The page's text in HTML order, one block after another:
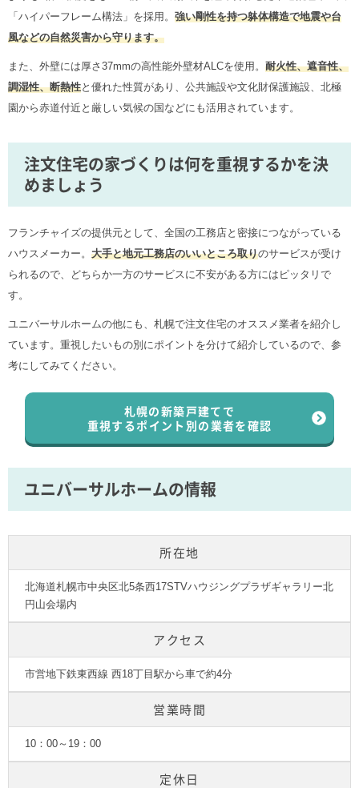
「ハイパーフレーム構法」を採用。 強い剛性を持つ躰体構造で地震や台
風などの自然災害から守ります。
また、外壁には厚さ37mmの高性能外壁材ALCを使用。 耐火性、遮音性、
調湿性、断熱性と優れた性質があり、公共施設や文化財保護施設、北極
園から赤道付近と厳しい気候の国などにも活用されています。
注文住宅の家づくりは何を重視するかを決
めましょう
フランチャイズの提供元として、全国の工務店と密接につながっている
ハウスメーカー。 大手と地元工務店のいいところ取りのサービスが受け
られるので、どちらか一方のサービスに不安がある方にはピッタリで
す。
ユニバーサルホームの他にも、札幌で注文住宅のオススメ業者を紹介し
ています。重視したいもの別にポイントを分けて紹介しているので、参
考にしてみてください。
札幌の新築戸建てで
重視するポイント別の業者を確認
ユニバーサルホームの情報
所在地
北海道札幌市中央区北5条西17STVハウジングプラザギャラリー北
円山会場内
アクセス
市営地下鉄東西線 西18丁目駅から車で約4分
営業時間
10：00～19：00
定休日